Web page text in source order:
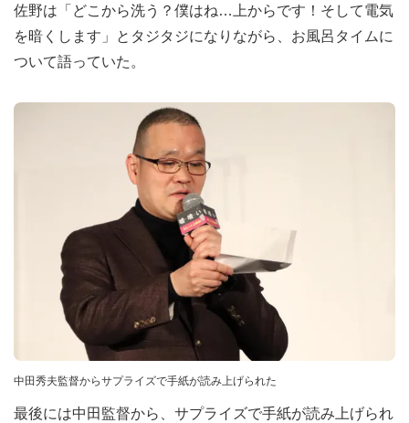
佐野は「どこから洗う？僕はね…上からです！そして電気
を暗くします」とタジタジになりながら、お風呂タイムに
ついて語っていた。
中田秀夫監督からサプライズで手紙が読み上げられた
最後には中田監督から、サプライズで手紙が読み上げられ